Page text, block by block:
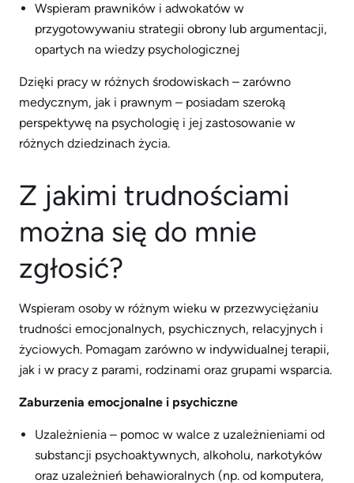
Wspieram prawników i adwokatów w
przygotowywaniu strategii obrony lub argumentacji,
opartych na wiedzy psychologicznej
Dzięki pracy w różnych środowiskach – zarówno
medycznym, jak i prawnym – posiadam szeroką
perspektywę na psychologię i jej zastosowanie w
różnych dziedzinach życia.
Z jakimi trudnościami
można się do mnie
zgłosić?
Wspieram osoby w różnym wieku w przezwyciężaniu
trudności emocjonalnych, psychicznych, relacyjnych i
życiowych. Pomagam zarówno w indywidualnej terapii,
jak i w pracy z parami, rodzinami oraz grupami wsparcia.
Zaburzenia emocjonalne i psychiczne
Uzależnienia – pomoc w walce z uzależnieniami od
substancji psychoaktywnych, alkoholu, narkotyków
oraz uzależnień behawioralnych (np. od komputera,